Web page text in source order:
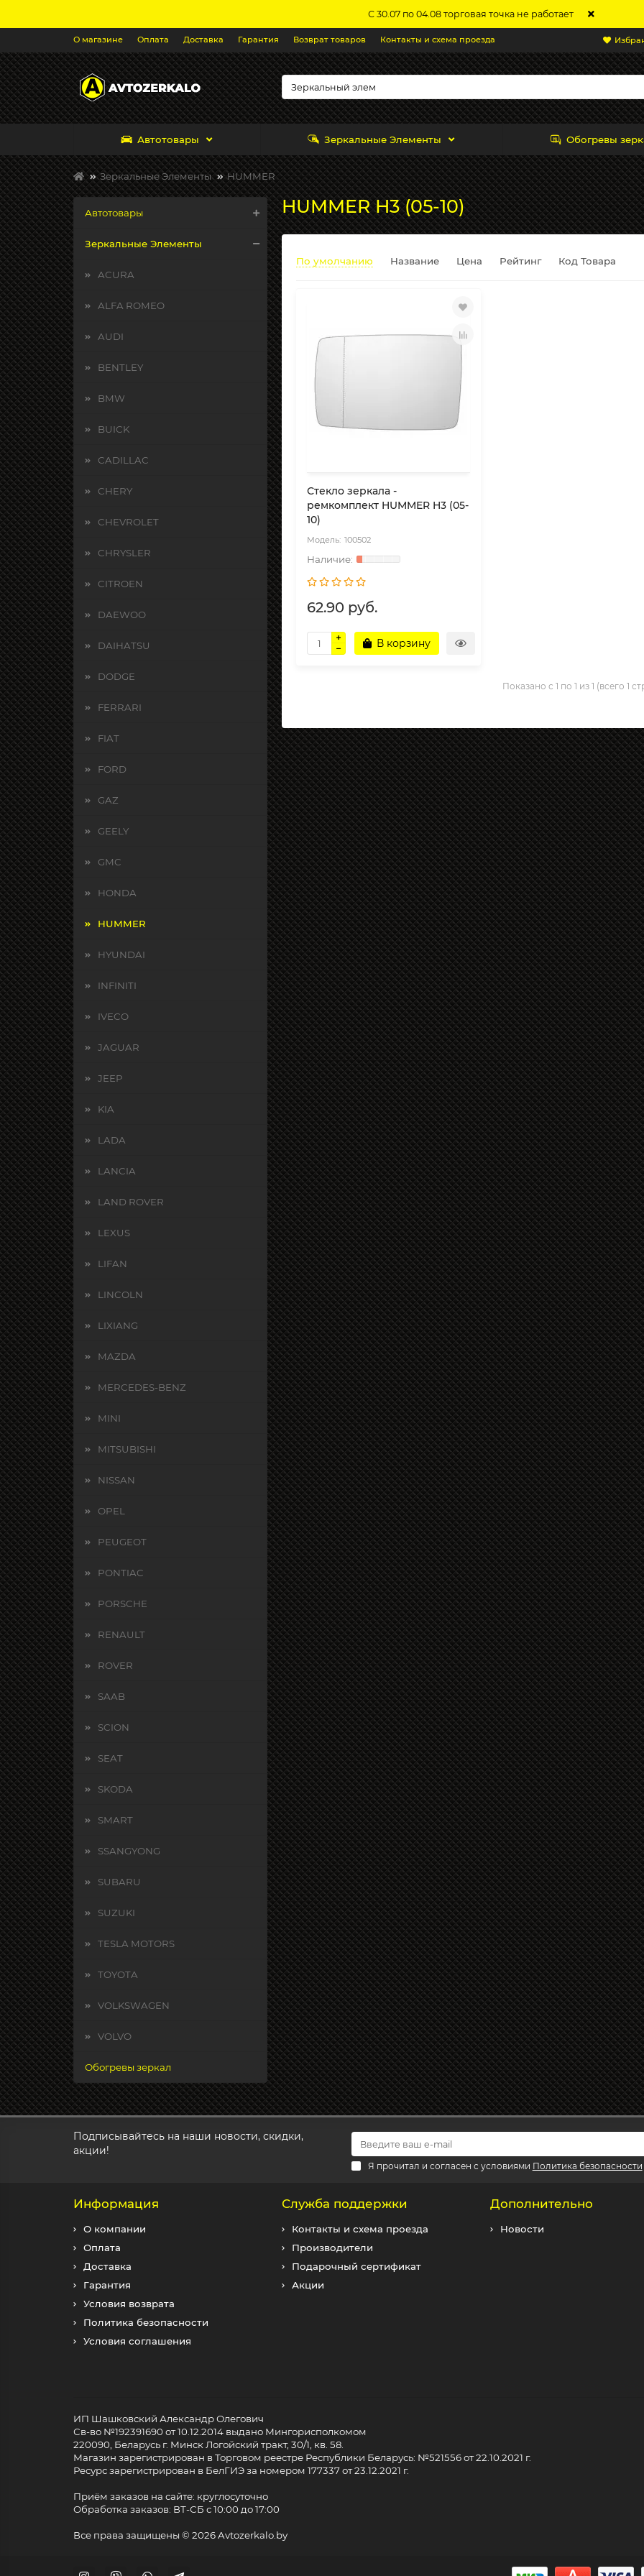
С 30.07 по 04.08 торговая точка не работает
О магазине Оплата Доставка Гарантия Возврат товаров Контакты и схема проезда
Автотовары Зеркальные Элементы Обогревы
Зеркальные Элементы HUMMER
Автотовары
Зеркальные Элементы
ACURA
ALFA ROMEO
AUDI
BENTLEY
BMW
BUICK
CADILLAC
CHERY
CHEVROLET
CHRYSLER
CITROEN
DAEWOO
DAIHATSU
DODGE
FERRARI
FIAT
FORD
GAZ
GEELY
GMC
HONDA
HUMMER
HYUNDAI
INFINITI
IVECO
JAGUAR
JEEP
KIA
LADA
LANCIA
LAND ROVER
LEXUS
LIFAN
LINCOLN
LIXIANG
MAZDA
MERCEDES-BENZ
MINI
MITSUBISHI
NISSAN
OPEL
PEUGEOT
PONTIAC
PORSCHE
RENAULT
ROVER
SAAB
SCION
SEAT
SKODA
SMART
SSANGYONG
SUBARU
SUZUKI
TESLA MOTORS
TOYOTA
VOLKSWAGEN
VOLVO
Обогревы зеркал
HUMMER H3 (05-10)
По умолчанию Название Цена Рейтинг Код Товара
Стекло зеркала -
ремкомплект HUMMER H3 (05-
10)
100502
62.90 руб.
В корзину
Показано с 1 по 1 из 1 (всего 1
Подписывайтесь на наши новости, скидки,
акции!
Я прочитал и согласен с условиями Политика безопасности
Информация
О компании
Оплата
Доставка
Гарантия
Условия возврата
Политика безопасности
Условия соглашения
Служба поддержки
Контакты и схема проезда
Производители
Подарочный сертификат
Акции
Дополнительно
Новости
ИП Шашковский Александр Олегович
Св-во №192391690 от 10.12.2014 выдано Мингорисполкомом
220090, Беларусь г. Минск Логойский тракт, 30/1, кв. 58.
Магазин зарегистрирован в Торговом реестре Республики Беларусь: №521556 от 22.10.2021 г.
Ресурс зарегистрирован в БелГИЭ за номером 177337 от 23.12.2021 г.
Приём заказов на сайте: круглосуточно
Обработка заказов: ВТ-СБ с 10:00 до 17:00
Все права защищены © 2026 Avtozerkalo.by